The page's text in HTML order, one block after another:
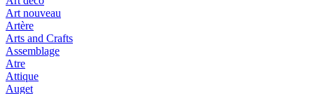
Art nouveau
Artère
Arts and Crafts
Assemblage
Atre
Attique
Auget